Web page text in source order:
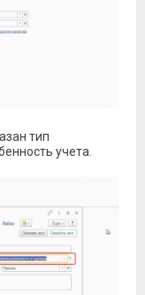
тип
учета.